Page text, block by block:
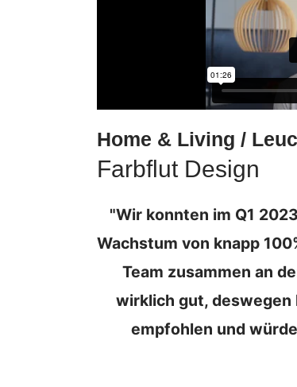
Home & Living /
Farbflut Design
"Wir konnten im Q1
Wachstum von knapp
Team zusammen an
wirklich gut, deswegen
empfohlen und